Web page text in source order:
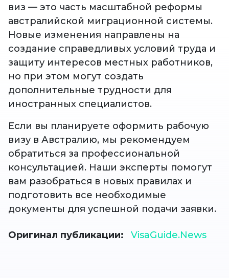
виз — это часть масштабной реформы
австралийской миграционной системы.
Новые изменения направлены на
создание справедливых условий труда и
защиту интересов местных работников,
но при этом могут создать
дополнительные трудности для
иностранных специалистов.
Если вы планируете оформить рабочую
визу в Австралию, мы рекомендуем
обратиться за профессиональной
консультацией. Наши эксперты помогут
вам разобраться в новых правилах и
подготовить все необходимые
документы для успешной подачи заявки.
Оригинал публикации VisaGuide.News